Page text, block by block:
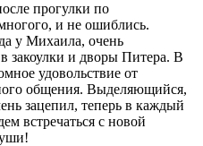
прогулки по
и не ошиблись.
у Михаила, очень
закоулки и дворы Питера. В
удовольствие от
общения. Выделяющийся,
зацепил, теперь в каждый
встречаться с новой